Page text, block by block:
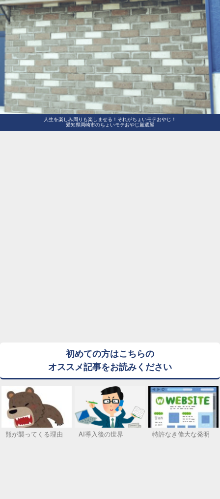
人生を楽しみ周りも楽しませる！それがちょいモテおやじ！
愛知県岡崎市のちょいモテおやじ厳選屋
初めての方はこちらの
オススメ記事をお読みください
熊が襲ってくる理由 AI導入後の世界 特許なき偉大な発明